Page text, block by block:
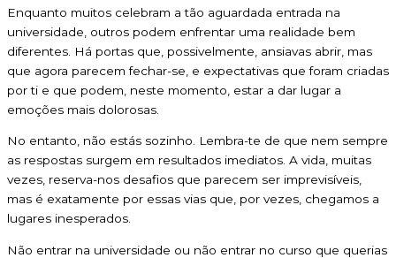
Enquanto muitos celebram a tão aguardada entrada na
universidade, outros podem enfrentar uma realidade bem
diferentes. Há portas que, possivelmente, ansiavas abrir, mas
que agora parecem fechar-se, e expectativas que foram criadas
por ti e que podem, neste momento, estar a dar lugar a
emoções mais dolorosas.
No entanto, não estás sozinho. Lembra-te de que nem sempre
as respostas surgem em resultados imediatos. A vida, muitas
vezes, reserva-nos desafios que parecem ser imprevisíveis,
mas é exatamente por essas vias que, por vezes, chegamos a
lugares inesperados.
Não entrar na universidade ou não entrar no curso que querias